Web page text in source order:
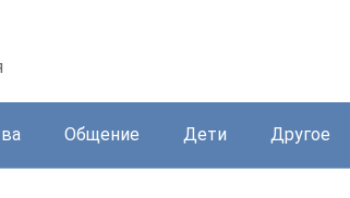
Общение Дети Другое